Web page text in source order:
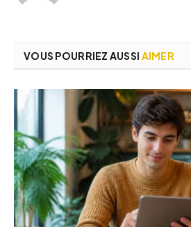
VOUS POURRIEZ AUSSI AIMER